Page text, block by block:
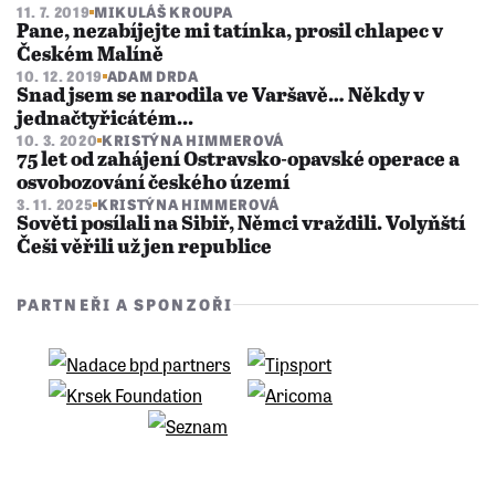
11. 7. 2019 MIKULÁŠ KROUPA
Pane, nezabíjejte mi tatínka, prosil chlapec v
Českém Malíně
10. 12. 2019 ADAM DRDA
Snad jsem se narodila ve Varšavě… Někdy v
jednačtyřicátém...
10. 3. 2020 KRISTÝNA HIMMEROVÁ
75 let od zahájení Ostravsko-opavské operace a
osvobozování českého území
3. 11. 2025 KRISTÝNA HIMMEROVÁ
Sověti posílali na Sibiř, Němci vraždili. Volyňští
Češi věřili už jen republice
PARTNEŘI A SPONZOŘI